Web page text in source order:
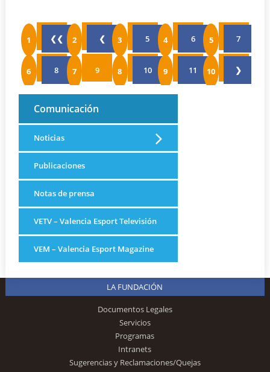
❮❮ ❮ 5 6 7
8 9 10 11 ❯
Comunicación
Noticias
Publicaciones
Notas de prensa
VETV – Valencia Esport Televisión
VEM – Valencia Esport Magazine
LA FUNDACIÓN
Documentos Legales
Servicios
Programas
Intranets
Sugerencias y Reclamaciones/Quejas